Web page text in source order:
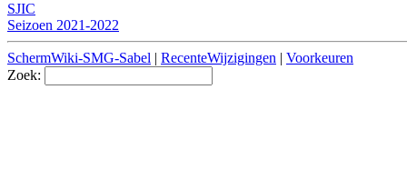
SJIC
Seizoen 2021-2022
SchermWiki-SMG-Sabel | RecenteWijzigingen | Voorkeuren
Zoek: